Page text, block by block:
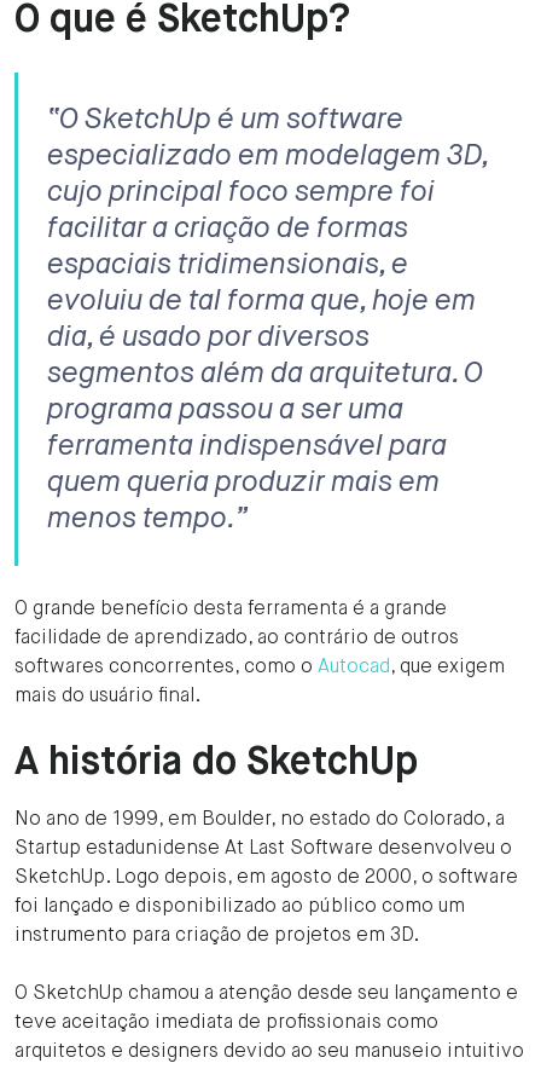
O que é SketchUp?
“O SketchUp é um software
especializado em modelagem 3D,
cujo principal foco sempre foi
facilitar a criação de formas
espaciais tridimensionais, e
evoluiu de tal forma que, hoje em
dia, é usado por diversos
segmentos além da arquitetura. O
programa passou a ser uma
ferramenta indispensável para
quem queria produzir mais em
menos tempo.”
O grande benefício desta ferramenta é a grande
facilidade de aprendizado, ao contrário de outros
softwares concorrentes, como o Autocad , que exigem
mais do usuário final.
A história do SketchUp
No ano de 1999, em Boulder, no estado do Colorado, a
Startup estadunidense At Last Software desenvolveu o
SketchUp. Logo depois, em agosto de 2000, o software
foi lançado e disponibilizado ao público como um
instrumento para criação de projetos em 3D.
O SketchUp chamou a atenção desde seu lançamento e
teve aceitação imediata de profissionais como
arquitetos e designers devido ao seu manuseio intuitivo